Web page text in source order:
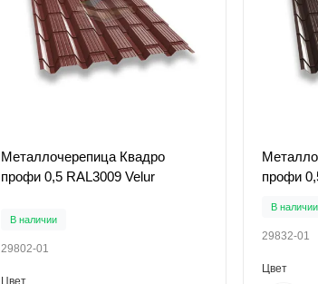
Металлочерепица Квадро
профи 0,5 RAL3009 Velur
В наличии
29802-01
профи
В наличии
29832-01
Цвет